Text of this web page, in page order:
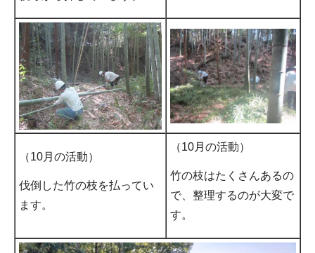
（10月の活動）
伐倒した竹の枝を払ってい
ます。
（10月の活動）
竹の枝はたくさんあるの
で、整理するのが大変で
す。